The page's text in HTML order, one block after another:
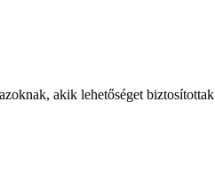
akik lehetőséget biztosítottak